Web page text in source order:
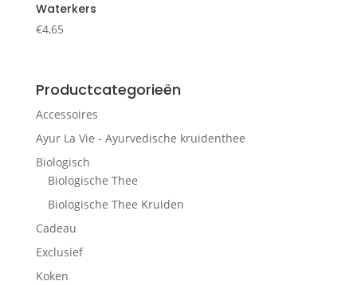
Waterkers
€4,65
Productcategorieën
Accessoires
Ayur La Vie - Ayurvedische kruidenthee
Biologisch
Biologische Thee
Biologische Thee Kruiden
Cadeau
Exclusief
Koken